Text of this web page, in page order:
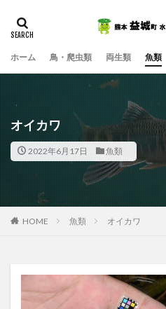
ホーム 鳥・爬虫類 両生類 魚類
オイカワ
2022年6月17日 魚類
HOME 魚類 オイカワ